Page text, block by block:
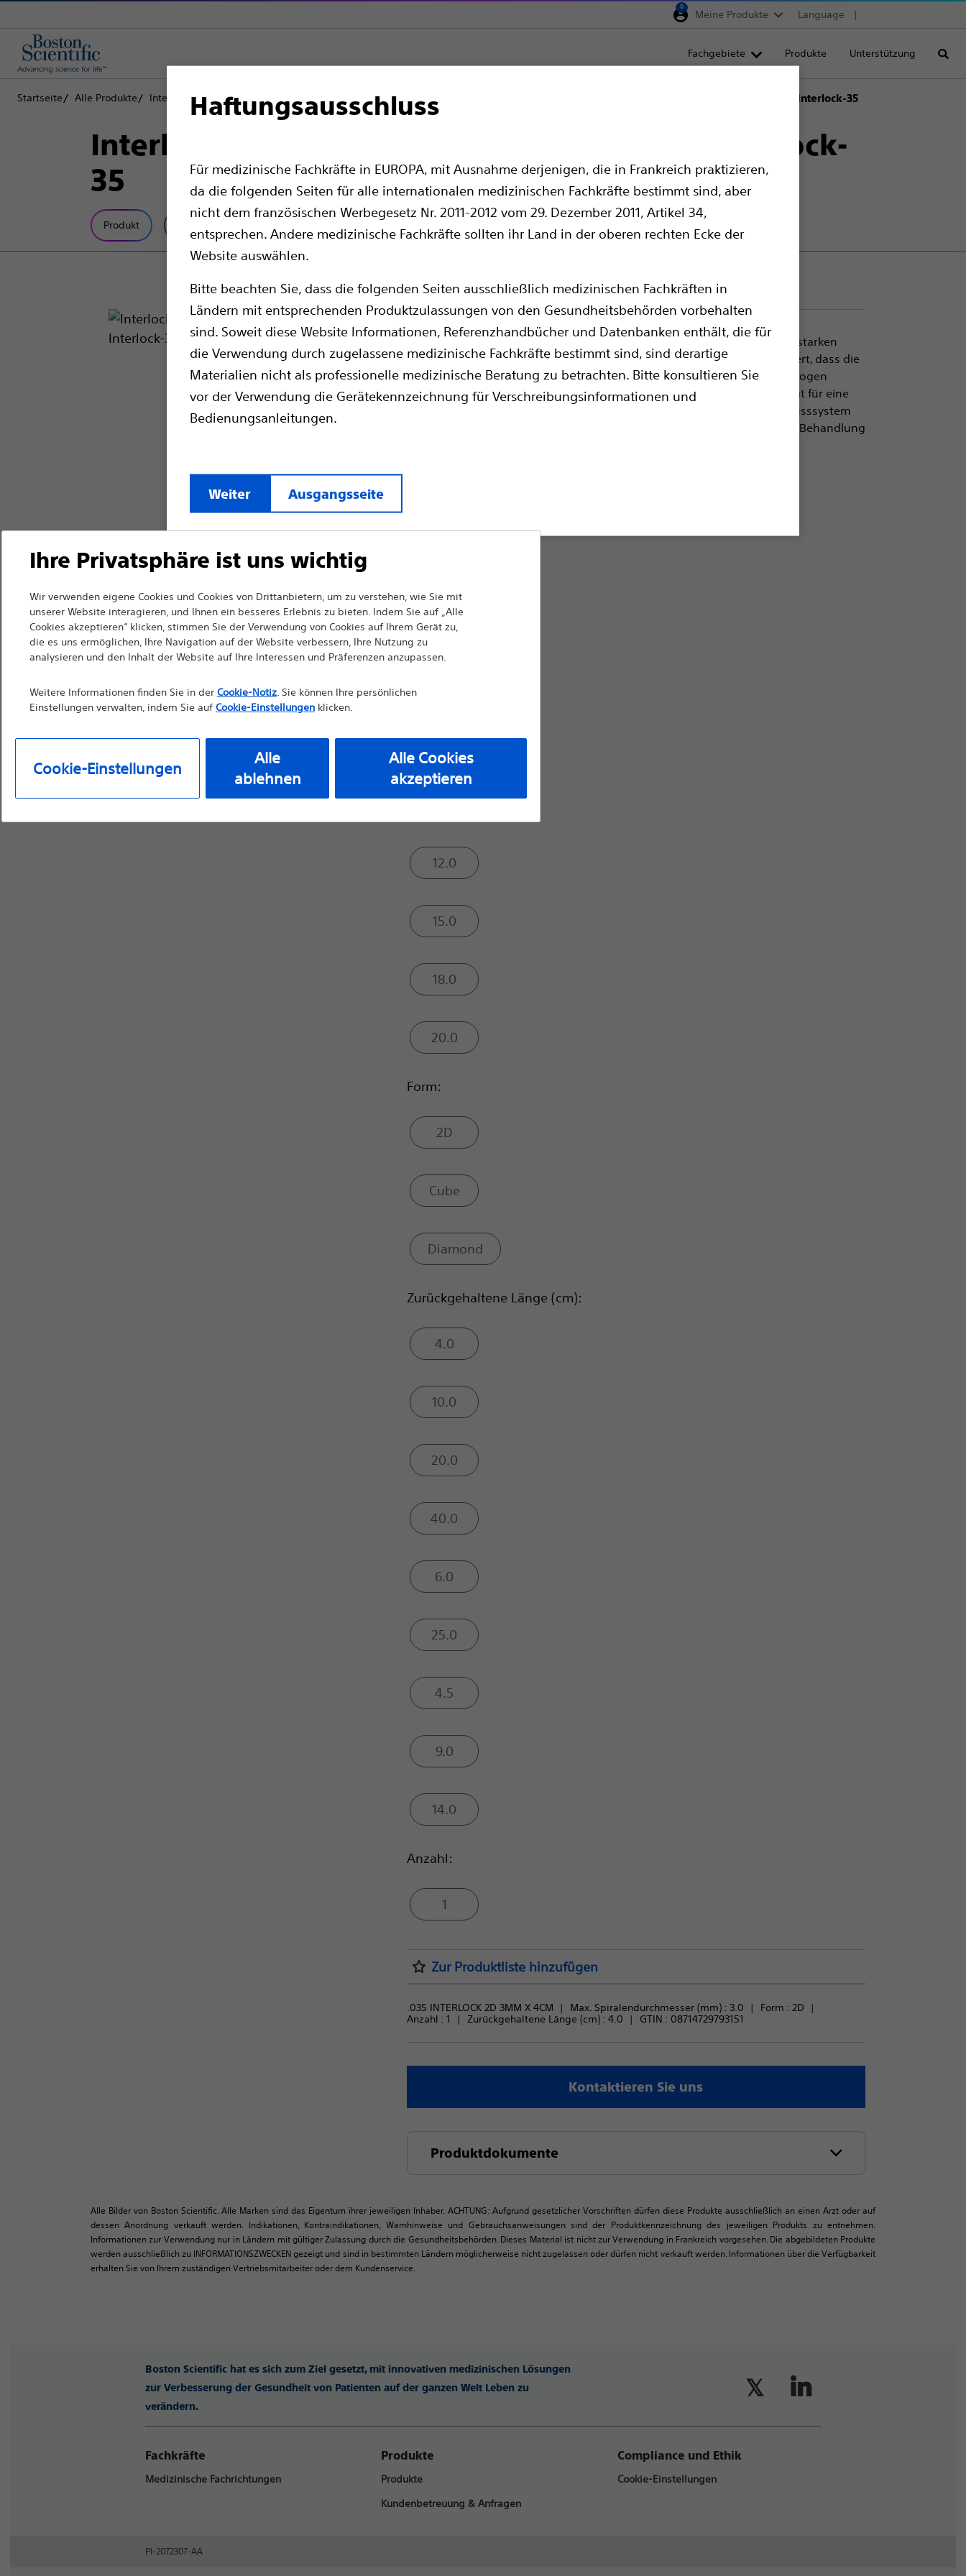
Haftungsausschluss
Für medizinische Fachkräfte in EUROPA, mit Ausnahme derjenigen, die in Frankreich praktizieren,
da die folgenden Seiten für alle internationalen medizinischen Fachkräfte bestimmt sind, aber
nicht dem französischen Werbegesetz Nr. 2011-2012 vom 29. Dezember 2011, Artikel 34,
entsprechen. Andere medizinische Fachkräfte sollten ihr Land in der oberen rechten Ecke der
Website auswählen.
Bitte beachten Sie, dass die folgenden Seiten ausschließlich medizinischen Fachkräften in
Ländern mit entsprechenden Produktzulassungen von den Gesundheitsbehörden vorbehalten
sind. Soweit diese Website Informationen, Referenzhandbücher und Datenbanken enthält, die für
die Verwendung durch zugelassene medizinische Fachkräfte bestimmt sind, sind derartige
Materialien nicht als professionelle medizinische Beratung zu betrachten. Bitte konsultieren Sie
vor der Verwendung die Gerätekennzeichnung für Verschreibungsinformationen und
Bedienungsanleitungen.
Weiter Ausgangsseite
0
Meine Produkte Language
España
United Kingdom
Fachgebiete Produkte Unterstützung
Startseite Alle Produkte Interventionelle Onkologie Periphere Embolisation Interlock™ Faser-IDC™ Okklusionssystem Interlock-35
Interlock™ Faser-IDC™ Okklusionssystem Interlock-
35
Produkt
Kombiniert Präzision und Steuerung einer abnehmbaren Spirale mit der starken
Thrombogenität einer Faserspirale. Der Verriegelungsarm ist so konstruiert, dass die
Spirale vor der endgültigen Positionierung vorgeschoben und zurückgezogen
werden kann. Ein dichtes Netz von PET-Fasern auf einer Platinspirale sorgt für eine
schnellere Stase und hilft bei der Okklusion. Das Interlock™ Faserverschlusssystem
ist in einer Vielzahl von Produktgrößen erhältlich und bietet eine präzise Behandlung
4.0
12.0
15.0
18.0
20.0
Form:
2D
Cube
Diamond
Zurückgehaltene Länge (cm):
4.0
10.0
20.0
40.0
6.0
25.0
4.5
9.0
14.0
Anzahl:
1
Zur Produktliste hinzufügen
.035 INTERLOCK 2D 3MM X 4CM Max. Spiralendurchmesser (mm) : 3.0 Form : 2D
Anzahl : 1 Zurückgehaltene Länge (cm) : 4.0 GTIN : 08714729793151
Kontaktieren Sie uns
Produktdokumente
Alle Bilder von Boston Scientific. Alle Marken sind das Eigentum ihrer jeweiligen Inhaber. ACHTUNG: Aufgrund gesetzlicher Vorschriften dürfen diese Produkte ausschließlich an einen Arzt oder auf
dessen Anordnung verkauft werden. Indikationen, Kontraindikationen, Warnhinweise und Gebrauchsanweisungen sind der Produktkennzeichnung des jeweiligen Produkts zu entnehmen.
Informationen zur Verwendung nur in Ländern mit gültiger Zulassung durch die Gesundheitsbehörden. Dieses Material ist nicht zur Verwendung in Frankreich vorgesehen. Die abgebildeten Produkte
werden ausschließlich zu INFORMATIONSZWECKEN gezeigt und sind in bestimmten Ländern möglicherweise nicht zugelassen oder dürfen nicht verkauft werden. Informationen über die Verfügbarkeit
erhalten Sie von Ihrem zuständigen Vertriebsmitarbeiter oder dem Kundenservice.
Boston Scientific hat es sich zum Ziel gesetzt, mit innovativen medizinischen Lösungen
zur Verbesserung der Gesundheit von Patienten auf der ganzen Welt Leben zu
verändern.
Fachkräfte
Medizinische Fachrichtungen
Produkte
Produkte
Kundenbetreuung & Anfragen
Compliance und Ethik
Cookie-Einstellungen
PI-2072307-AA
Ihre Privatsphäre ist uns wichtig
Wir verwenden eigene Cookies und Cookies von Drittanbietern, um zu verstehen, wie Sie mit
unserer Website interagieren, und Ihnen ein besseres Erlebnis zu bieten. Indem Sie auf „Alle
Cookies akzeptieren“ klicken, stimmen Sie der Verwendung von Cookies auf Ihrem Gerät zu,
die es uns ermöglichen, Ihre Navigation auf der Website verbessern, Ihre Nutzung zu
analysieren und den Inhalt der Website auf Ihre Interessen und Präferenzen anzupassen.
Weitere Informationen finden Sie in der Cookie-Notiz. Sie können Ihre persönlichen
Einstellungen verwalten, indem Sie aufCookie-Einstellungenklicken.
Cookie-Einstellungen
Alle
ablehnen
Alle Cookies
akzeptieren